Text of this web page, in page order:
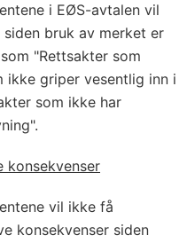
i EØS-avtalen vil
bruk av merket er
"Rettsakter som
ikke griper vesentlig inn i
som ikke har
konsekvenser
vil ikke få
konsekvenser siden